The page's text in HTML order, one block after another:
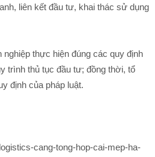
liên kết đầu tư, khai thác sử dụng
thực hiện đúng các quy định
trình thủ tục đầu tư; đồng thời, tổ
định của pháp luật.
cang-tong-hop-cai-mep-ha-